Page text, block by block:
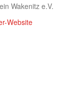
Wakenitz e.V.
Website